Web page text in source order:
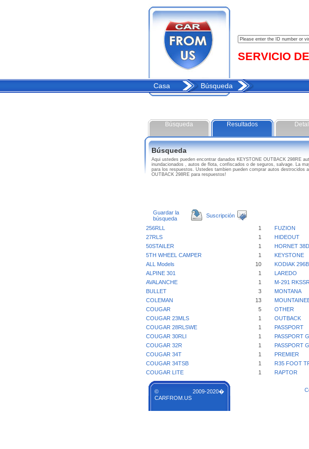
SERVICIO
Casa Búsqueda
Búsqueda Resultados
Búsqueda
Aqui ustedes pueden encontrar danados KEYSTONE OUTBACK 298RE
inundacionados , autos de flota, confiscados o de seguros, salvage. La
para los respuestos. Ustedes tambien pueden comprar autos destrocidos
OUTBACK 298RE para respuestos!
Guardar la
búsqueda
Suscripción
256RLL 1 FUZION
27RLS
1 HIDEOUT
50STAILER
1 HORNET
5TH WHEEL CAMPER
1 KEYSTONE
ALL Models
10 KODIAK
ALPINE 301
1 LAREDO
AVALANCHE
1 M-291 RKSSR
BULLET
3 MONTANA
COLEMAN
13
COUGAR
5 OTHER
COUGAR 23MLS
1 OUTBACK
COUGAR 28RLSWE
1 PASSPORT
COUGAR 30RLI
1 PASSPORT G
COUGAR 32R
1 PASSPORT
COUGAR 34T
1 PREMIER
COUGAR 34TSB
1 R35 FOOT
COUGAR LITE
1 RAPTOR
© 2009-2020�
CARFROM.US